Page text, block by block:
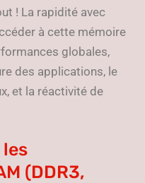
! La rapidité avec
à cette mémoire
globales,
des applications, le
et la réactivité de
(DDR3,